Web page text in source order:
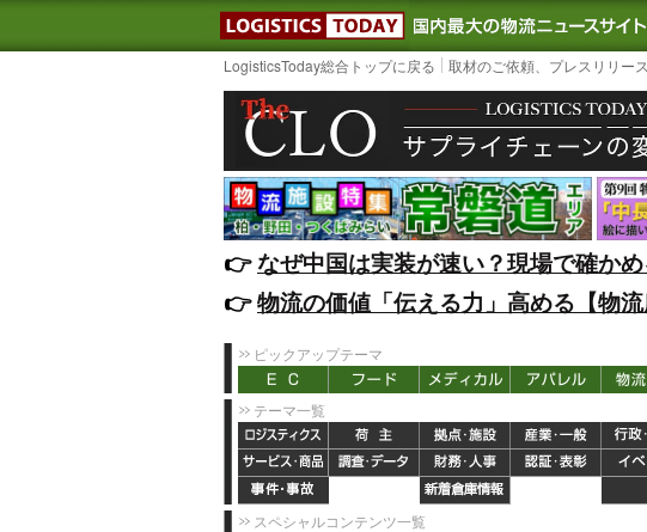
LOGISTICS TODAY｜国内
LogisticsToday総合トップに戻る 取材のご依頼、プレスリリー
👉️なぜ中国は実装が速い？現場で確か
👉️物流の価値「伝える力」高める【物
ピックアップテーマ
テーマ一覧
スペシャルコンテンツ一覧